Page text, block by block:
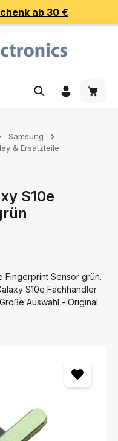
ab 30 €
Samsung
& Ersatzteile
5 Sternen
S10e
Fingerprint Sensor grün.
S10e Fachhändler
Auswahl - Original